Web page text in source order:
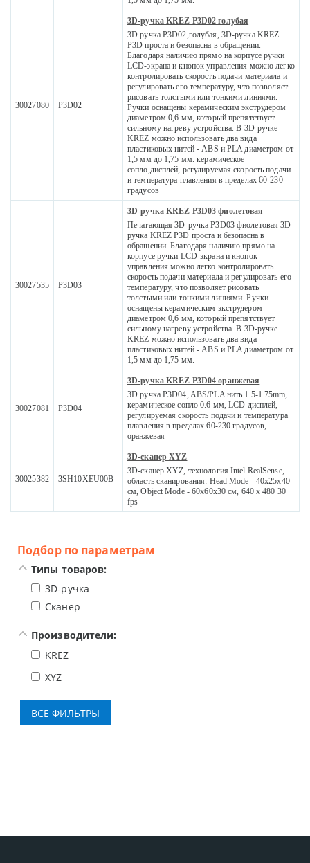
30027080 P3D02
3D-ручка KREZ P3D02 голубая
3D ручка P3D02,голубая, 3D-ручка KREZ
P3D проста и безопасна в обращении.
Благодаря наличию прямо на корпусе ручки
LCD-экрана и кнопок управления можно легко
контролировать скорость подачи материала и
регулировать его температуру, что позволяет
рисовать толстыми или тонкими линиями.
Ручки оснащены керамическим экструдером
диаметром 0,6 мм, который препятствует
сильному нагреву устройства. В 3D-ручке
KREZ можно использовать два вида
пластиковых нитей - ABS и PLA диаметром от
1,5 мм до 1,75 мм. керамическое
сопло,дисплей, регулируемая скорость подачи
и температура плавления в пределах 60-230
градусов
30027535 P3D03
3D-ручка KREZ P3D03 фиолетовая
Печатающая 3D-ручка P3D03 фиолетовая 3D-
ручка KREZ P3D проста и безопасна в
обращении. Благодаря наличию прямо на
корпусе ручки LCD-экрана и кнопок
управления можно легко контролировать
скорость подачи материала и регулировать его
температуру, что позволяет рисовать
толстыми или тонкими линиями. Ручки
оснащены керамическим экструдером
диаметром 0,6 мм, который препятствует
сильному нагреву устройства. В 3D-ручке
KREZ можно использовать два вида
пластиковых нитей - ABS и PLA диаметром от
1,5 мм до 1,75 мм.
30027081 P3D04
3D-ручка KREZ P3D04 оранжевая
3D ручка P3D04, ABS/PLA нить 1.5-1.75mm,
керамическое сопло 0.6 мм, LCD дисплей,
регулируемая скорость подачи и температура
плавления в пределах 60-230 градусов,
оранжевая
30025382 3SH10XEU00B
3D-сканер XYZ
3D-сканер XYZ, технология Intel RealSense,
область сканирования: Head Mode - 40x25x40
см, Object Mode - 60x60x30 см, 640 x 480 30
fps
Подбор по параметрам
Типы товаров:
3D-ручка
Сканер
Производители:
KREZ
XYZ